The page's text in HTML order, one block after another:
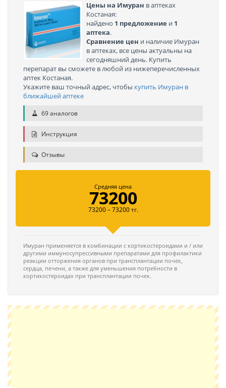
Цены на Имуран в аптеках
Костаная:
найдено 1 предложение и 1
аптека.
Сравнение цен и наличие Имуран
в аптеках, все цены актуальны на
сегодняшний день. Купить
перепарат вы сможете в любой из нижеперечисленных
аптек Костаная.
Укажите ваш точный адрес, чтобы купить Имуран в
ближайшей аптеке
69 аналогов
Инструкция
Отзывы
Средняя цена
73200
73200 – 73200 тг.
Имуран применяется в комбинации с кортикостероидами и / или
другими иммуносупрессивными препаратами для профилактики
реакции отторжения органов при трансплантации почек,
сердца, печени, а также для уменьшения потребности в
кортикостероидах при трансплантации почек.